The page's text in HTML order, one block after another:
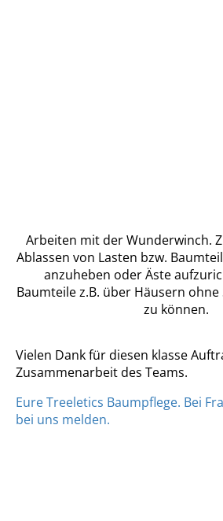
Arbeiten mit der Wunderwinch.
Ablassen von Lasten bzw.
anzuheben oder Äste
Baumteile z.B. über Häusern
zu können.
Vielen Dank für diesen klasse
Zusammenarbeit des Teams.
Eure Treeletics Baumpflege. Bei
bei uns melden.